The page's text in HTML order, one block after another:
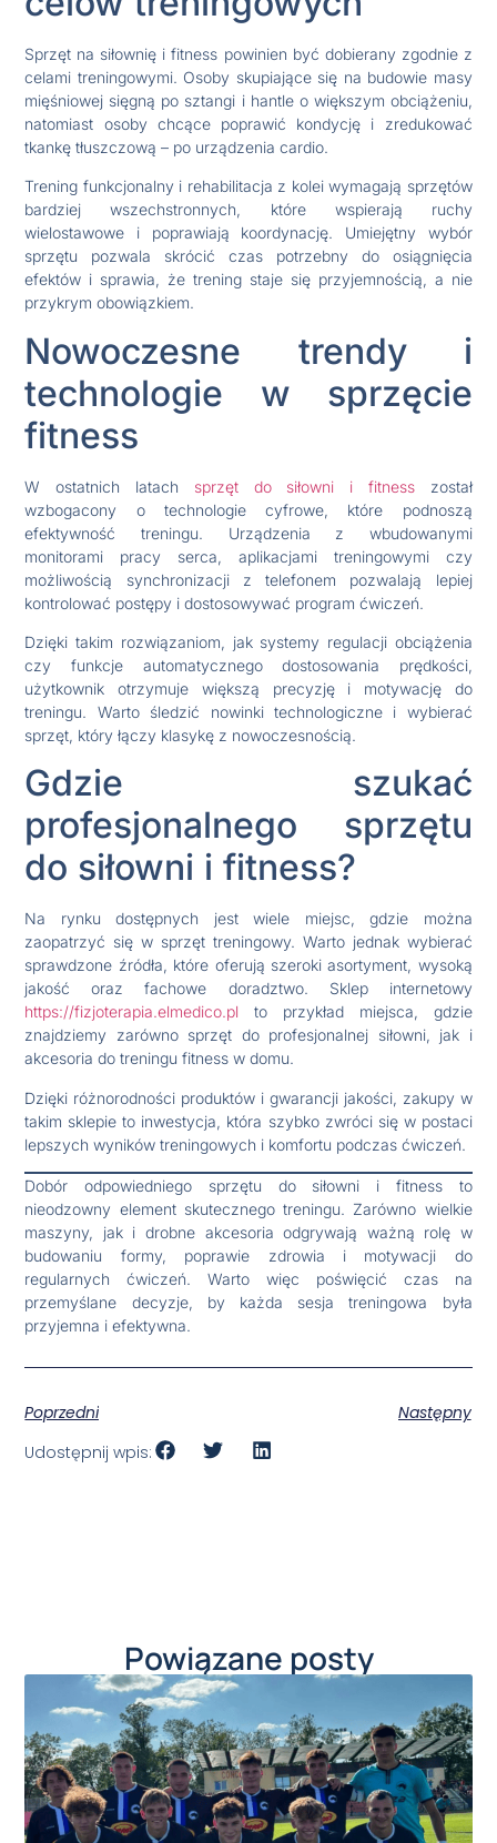
Sprzęt na siłownię i fitness powinien być dobierany zgodnie z
celami treningowymi. Osoby skupiające się na budowie masy
mięśniowej sięgną po sztangi i hantle o większym obciążeniu,
natomiast osoby chcące poprawić kondycję i zredukować
tkankę tłuszczową – po urządzenia cardio.
Trening funkcjonalny i rehabilitacja z kolei wymagają sprzętów
bardziej wszechstronnych, które wspierają ruchy
wielostawowe i poprawiają koordynację. Umiejętny wybór
sprzętu pozwala skrócić czas potrzebny do osiągnięcia
efektów i sprawia, że trening staje się przyjemnością, a nie
przykrym obowiązkiem.
Nowoczesne trendy i
technologie w sprzęcie
fitness
W ostatnich latach sprzęt do siłowni i fitnesszostał
wzbogacony o technologie cyfrowe, które podnoszą
efektywność treningu. Urządzenia z wbudowanymi
monitorami pracy serca, aplikacjami treningowymi czy
możliwością synchronizacji z telefonem pozwalają lepiej
kontrolować postępy i dostosowywać program ćwiczeń.
Dzięki takim rozwiązaniom, jak systemy regulacji obciążenia
czy funkcje automatycznego dostosowania prędkości,
użytkownik otrzymuje większą precyzję i motywację do
treningu. Warto śledzić nowinki technologiczne i wybierać
sprzęt, który łączy klasykę z nowoczesnością.
Gdzie szukać
profesjonalnego sprzętu
do siłowni i fitness?
Na rynku dostępnych jest wiele miejsc, gdzie można
zaopatrzyć się w sprzęt treningowy. Warto jednak wybierać
sprawdzone źródła, które oferują szeroki asortyment, wysoką
jakość oraz fachowe doradztwo. Sklep internetowy
https://fizjoterapia.elmedico.pl to przykład miejsca, gdzie
znajdziemy zarówno sprzęt do profesjonalnej siłowni, jak i
akcesoria do treningu fitness w domu.
Dzięki różnorodności produktów i gwarancji jakości, zakupy w
takim sklepie to inwestycja, która szybko zwróci się w postaci
lepszych wyników treningowych i komfortu podczas ćwiczeń.
Dobór odpowiedniego sprzętu do siłowni i fitness to
nieodzowny element skutecznego treningu. Zarówno wielkie
maszyny, jak i drobne akcesoria odgrywają ważną rolę w
budowaniu formy, poprawie zdrowia i motywacji do
regularnych ćwiczeń. Warto więc poświęcić czas na
przemyślane decyzje, by każda sesja treningowa była
przyjemna i efektywna.
Poprzedni
Następny
Udostępnij wpis:
Powiązane posty